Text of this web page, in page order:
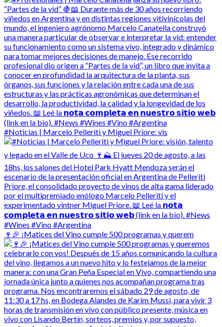
#Noticias | Marcelo Pelleriti y Miguel Priore: vis
🍷🎉 ¡Matices del Vino cumple 500 programas y querem